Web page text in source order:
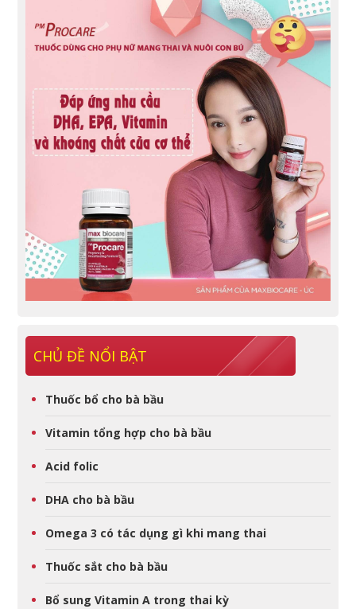
CHỦ ĐỀ NỔI BẬT
Thuốc bổ cho bà bầu
Vitamin tổng hợp cho bà bầu
Acid folic
DHA cho bà bầu
Omega 3 có tác dụng gì khi mang thai
Thuốc sắt cho bà bầu
Bổ sung Vitamin A trong thai kỳ